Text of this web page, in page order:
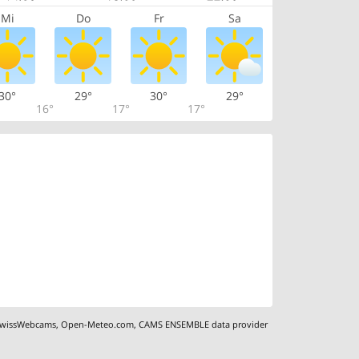
Mi Do Fr Sa
16°
29°
17°
30°
17°
29°
,Open-Meteo.com,CAMS ENSEMBLE data provider